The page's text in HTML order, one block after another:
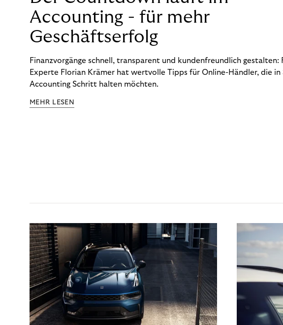
Accounting - für mehr
Geschäftserfolg
Finanzvorgänge schnell, transparent und kundenfreundlich gestalten:
Experte Florian Krämer hat wertvolle Tipps für Online-Händler, die in
Accounting Schritt halten möchten.
MEHR LESEN